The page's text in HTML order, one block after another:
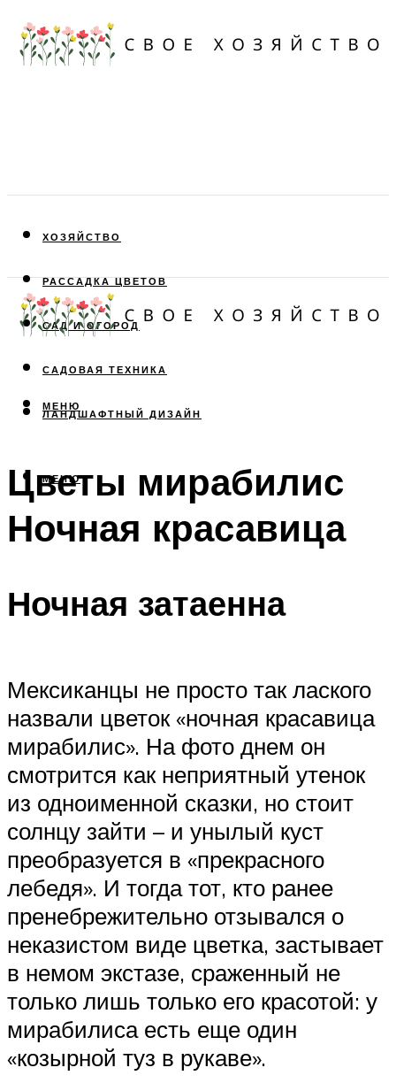
ХОЗЯЙСТВО
РАССАДКА ЦВЕТОВ
САД И ОГОРОД
САДОВАЯ ТЕХНИКА
ЛАНДШАФТНЫЙ ДИЗАЙН
МЕНЮ
МЕНЮ
Цветы мирабилис
Ночная красавица
Ночная затаенна
Мексиканцы не просто так лаского
назвали цветок «ночная красавица
мирабилис». На фото днем он
смотрится как неприятный утенок
из одноименной сказки, но стоит
солнцу зайти – и унылый куст
преобразуется в «прекрасного
лебедя». И тогда тот, кто ранее
пренебрежительно отзывался о
неказистом виде цветка, застывает
в немом экстазе, сраженный не
только лишь только его красотой: у
мирабилиса есть еще один
«козырной туз в рукаве».